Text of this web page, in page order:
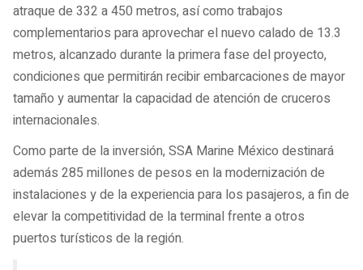
atraque de 332 a 450 metros, así como trabajos
complementarios para aprovechar el nuevo calado de 13.3
metros, alcanzado durante la primera fase del proyecto,
condiciones que permitirán recibir embarcaciones de mayor
tamaño y aumentar la capacidad de atención de cruceros
internacionales.
Como parte de la inversión, SSA Marine México destinará
además 285 millones de pesos en la modernización de
instalaciones y de la experiencia para los pasajeros, a fin de
elevar la competitividad de la terminal frente a otros
puertos turísticos de la región.